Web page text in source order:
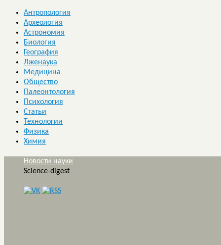
Антропология
Археология
Астрономия
Биология
География
Лженаука
Медицина
Общество
Палеонтология
Психология
Статьи
Технологии
Физика
Химия
Новости науки
Science-digest